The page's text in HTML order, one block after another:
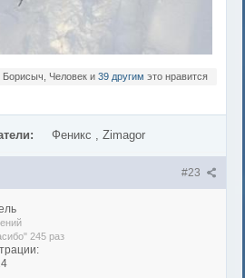
Борисыч, Человек и 39 другим это нравится
Феникс , Zimagor
#23
245 раз